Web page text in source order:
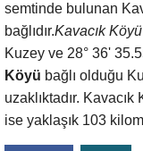
semtinde bulunan
bağlıdır.Kavacık
Kuzey ve 28° 36'
Köyü bağlı olduğu
uzaklıktadır.
ise yaklaşık 103